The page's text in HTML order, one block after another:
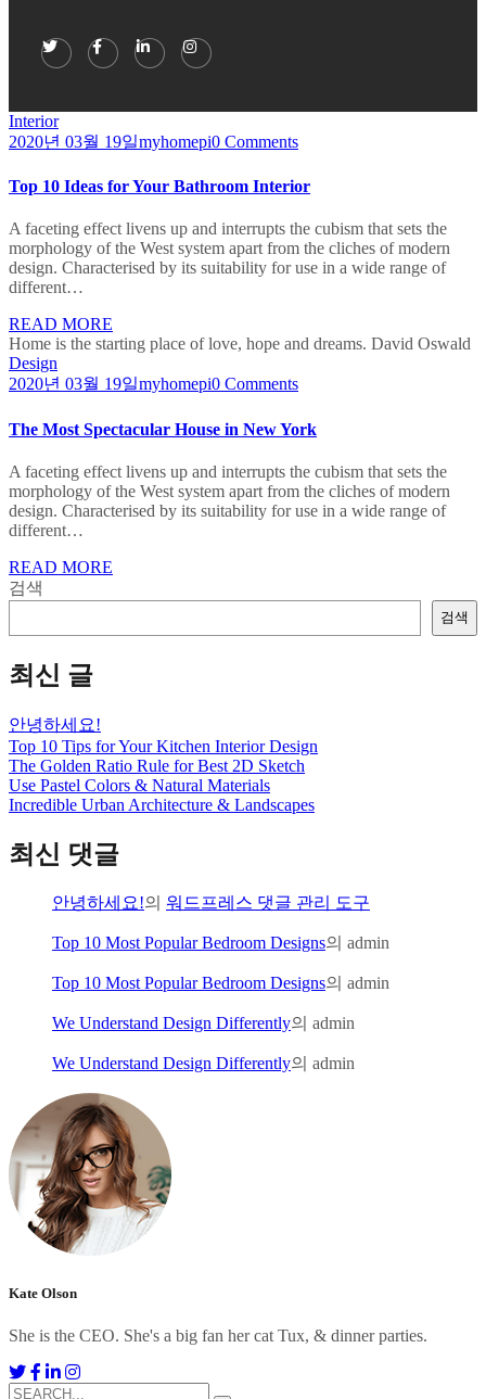
Interior
2020년 03월 19일myhomepi0 Comments
Top 10 Ideas for Your Bathroom Interior
A faceting effect livens up and interrupts the cubism that sets the
morphology of the West system apart from the cliches of modern
design. Characterised by its suitability for use in a wide range of
different…
READ MORE
Home is the starting place of love, hope and dreams. David Oswald
Design
2020년 03월 19일myhomepi0 Comments
The Most Spectacular House in New York
A faceting effect livens up and interrupts the cubism that sets the
morphology of the West system apart from the cliches of modern
design. Characterised by its suitability for use in a wide range of
different…
READ MORE
검색
검색
최신 글
안녕하세요!
Top 10 Tips for Your Kitchen Interior Design
The Golden Ratio Rule for Best 2D Sketch
Use Pastel Colors & Natural Materials
Incredible Urban Architecture & Landscapes
최신 댓글
안녕하세요!의 워드프레스 댓글 관리 도구
Top 10 Most Popular Bedroom Designs의 admin
Top 10 Most Popular Bedroom Designs의 admin
We Understand Design Differently의 admin
We Understand Design Differently의 admin
Kate Olson
She is the CEO. She's a big fan her cat Tux, & dinner parties.